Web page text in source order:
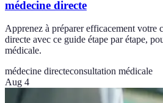
médecine directe
Apprenez à préparer efficacement votre
directe avec ce guide étape par étape,
médicale.
médecine directeconsultation médicale
Aug 4